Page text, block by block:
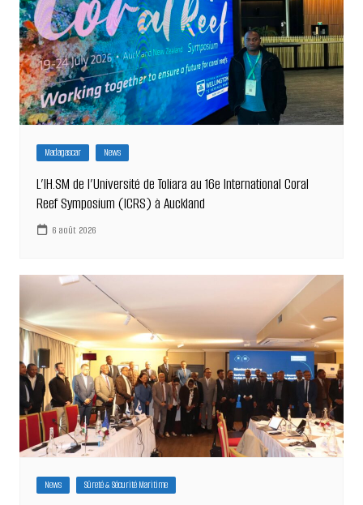
Madagascar News
L’IH.SM de l’Université de Toliara au 16e International Coral
Reef Symposium (ICRS) à Auckland
6 août 2026
News Sûreté & Sécurité Maritime